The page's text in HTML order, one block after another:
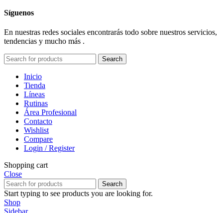
Síguenos
En nuestras redes sociales encontrarás todo sobre nuestros servicios,
tendencias y mucho más .
Search
Inicio
Tienda
Líneas
Rutinas
Área Profesional
Contacto
Wishlist
Compare
Login / Register
Shopping cart
Close
Search
Start typing to see products you are looking for.
Shop